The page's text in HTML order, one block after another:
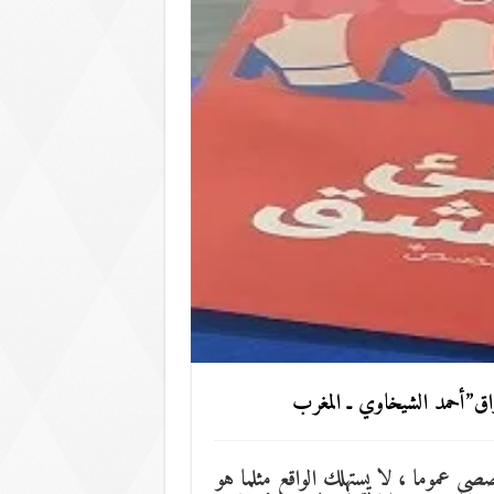
الشيخاوي ـ المغرب
عموما ، لا يستهلك الواقع مثلما هو